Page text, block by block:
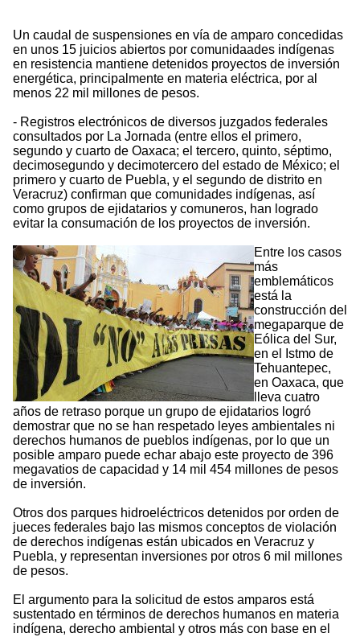
Un caudal de suspensiones en vía de amparo concedidas
en unos 15 juicios abiertos por comunidaades indígenas
en resistencia mantiene detenidos proyectos de inversión
energética, principalmente en materia eléctrica, por al
menos 22 mil millones de pesos.
- Registros electrónicos de diversos juzgados federales
consultados por La Jornada (entre ellos el primero,
segundo y cuarto de Oaxaca; el tercero, quinto, séptimo,
decimosegundo y decimotercero del estado de México; el
primero y cuarto de Puebla, y el segundo de distrito en
Veracruz) confirman que comunidades indígenas, así
como grupos de ejidatarios y comuneros, han logrado
evitar la consumación de los proyectos de inversión.
Entre los casos
más
emblemáticos
está la
construcción del
megaparque de
Eólica del Sur,
en el Istmo de
Tehuantepec,
en Oaxaca, que
lleva cuatro
años de retraso porque un grupo de ejidatarios logró
demostrar que no se han respetado leyes ambientales ni
derechos humanos de pueblos indígenas, por lo que un
posible amparo puede echar abajo este proyecto de 396
megavatios de capacidad y 14 mil 454 millones de pesos
de inversión.
Otros dos parques hidroeléctricos detenidos por orden de
jueces federales bajo las mismos conceptos de violación
de derechos indígenas están ubicados en Veracruz y
Puebla, y representan inversiones por otros 6 mil millones
de pesos.
El argumento para la solicitud de estos amparos está
sustentado en términos de derechos humanos en materia
indígena, derecho ambiental y otros más con base en el